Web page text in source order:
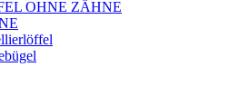
OHNE ZÄHNE